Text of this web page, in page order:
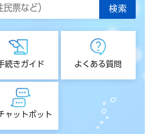
続きガイド よくある質問
ャットボット